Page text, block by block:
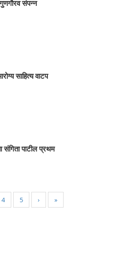
गुणगौरव संपन्न
साहित्य वाटप
संगिता पाटील प्रथम
4 5 › »